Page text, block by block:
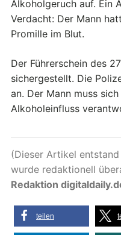
Alkoholgeruch auf. Ein
Verdacht: Der Mann
Promille im Blut.
Der Führerschein des
sichergestellt. Die
an. Der Mann muss
Alkoholeinfluss
(Dieser Artikel
wurde redaktionell
Redaktion
teilen